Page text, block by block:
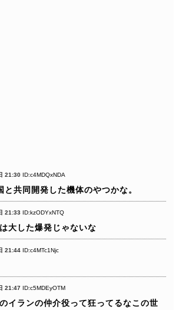
21:30 ID:c4MDQxNDA
共同開発した機体のやつかな。
21:33 ID:kzODYxNTQ
大した爆発じゃないな
21:44 ID:c4MTc1Njc
21:47 ID:c5MDEyOTM
イランの仲介役って狂ってるなこの世